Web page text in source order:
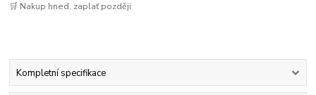
🛒 Nakup hned, zaplať později
Kompletní specifikace